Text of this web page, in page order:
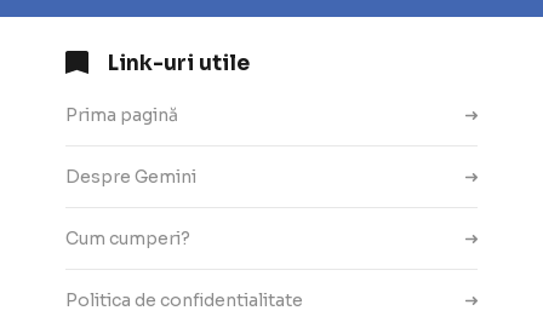
Link-uri utile
Prima pagină
Despre Gemini
Cum cumperi?
Politica de confidentialitate